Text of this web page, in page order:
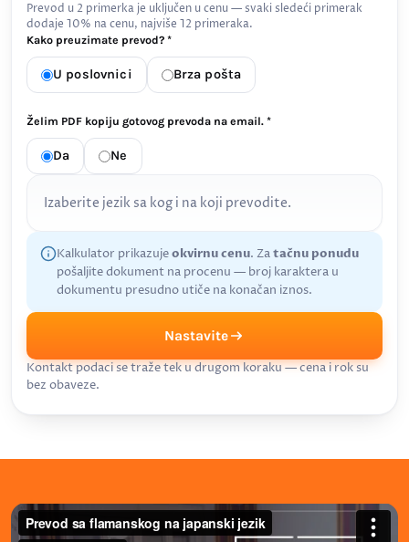
Prevod u 2 primerka je uključen u cenu — svaki sledeći primerak
dodaje 10% na cenu, najviše 12 primeraka.
Kako preuzimate prevod? *
U poslovnici Brza pošta
Želim PDF kopiju gotovog prevoda na email. *
Da Ne
Izaberite jezik sa kog i na koji prevodite.
Kalkulator prikazujeokvirnu cenu. Zatačnu ponudu
pošaljite dokument na procenu — broj karaktera u
dokumentu presudno utiče na konačan iznos.
Nastavite
Kontakt podaci se traže tek u drugom koraku — cena i rok su
bez obaveze.